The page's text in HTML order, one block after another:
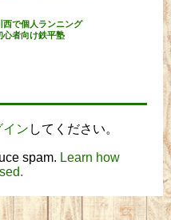
西で個人ランニング
心者向け鉄平塾
イン してください。
spam. Learn how